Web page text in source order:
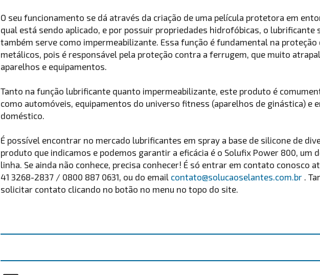
O seu funcionamento se dá através da criação de uma película protetora em
qual está sendo aplicado, e por possuir propriedades hidrofóbicas, o lubrificante
também serve como impermeabilizante. Essa função é fundamental na
metálicos, pois é responsável pela proteção contra a ferrugem, que muito
aparelhos e equipamentos.
Tanto na função lubrificante quanto impermeabilizante, este produto é
como automóveis, equipamentos do universo fitness (aparelhos de ginástica) e
doméstico.
É possível encontrar no mercado lubrificantes em spray a base de silicone de
produto que indicamos e podemos garantir a eficácia é o Solufix Power 800, um
linha. Se ainda não conhece, precisa conhecer! É só entrar em contato conosco
41 3268-2837 / 0800 887 0631, ou do email contato@solucaoselantes.com.br .
solicitar contato clicando no botão no menu no topo do site.